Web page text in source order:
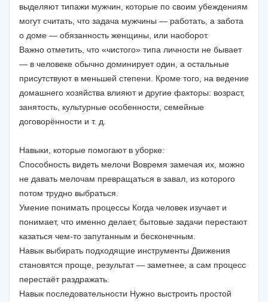
выделяют типажи мужчин, которые по своим убеждениям
могут считать, что задача мужчины — работать, а забота
о доме — обязанность женщины, или наоборот.
Важно отметить, что «чистого» типа личности не бывает
— в человеке обычно доминирует один, а остальные
присутствуют в меньшей степени. Кроме того, на ведение
домашнего хозяйства влияют и другие факторы: возраст,
занятость, культурные особенности, семейные
договорённости и т. д.
Навыки, которые помогают в уборке:
Способность видеть мелочи Вовремя замечая их, можно
не давать мелочам превращаться в завал, из которого
потом трудно выбраться.
Умение понимать процессы Когда человек изучает и
понимает, что именно делает, бытовые задачи перестают
казаться чем-то запутанным и бесконечным.
Навык выбирать подходящие инструменты Движения
становятся проще, результат — заметнее, а сам процесс
перестаёт раздражать.
Навык последовательности Нужно выстроить простой